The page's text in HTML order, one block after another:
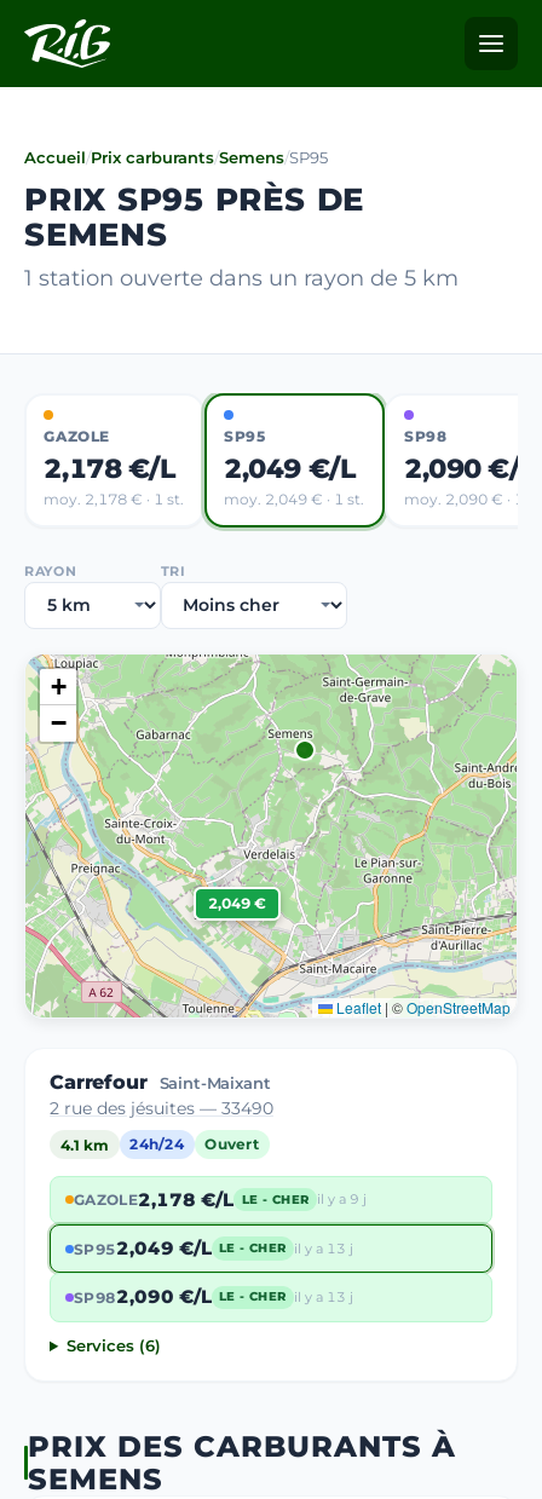
Accueil/Prix carburants/Semens/SP95
PRIX SP95 PRÈS DE
SEMENS
1 station ouverte dans un rayon de 5 km
GAZOLE
2,178 €/L
moy. 2,178 € · 1 st.
SP95
2,049 €/L
moy. 2,049 € · 1 st.
SP98
2,090 €/L
moy. 2,090 € · 1
RAYON TRI
2,049 €
+
−
Leaflet | ©OpenStreetMap
Carrefour Saint-Maixant
2 rue des jésuites — 33490
4.1 km 24h/24 Ouvert
GAZOLE2,178 €/L LE - CHER il y a 9 j
SP952,049 €/L LE - CHER il y a 13 j
SP982,090 €/L LE - CHER il y a 13 j
Services (6)
PRIX DES CARBURANTS À
SEMENS